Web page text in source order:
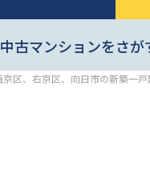
中古マンションをさが
区、右京区、向日市の新築一